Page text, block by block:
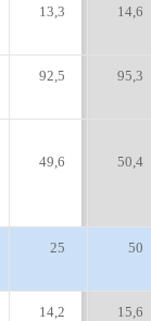
13,3 14,6
92,5 95,3
49,6 50,4
25 50
14,2 15,6